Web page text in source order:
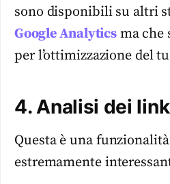
sono disponibili su altri
Google Analyticsma che
per l’ottimizzazione del
4. Analisi dei link
Questa è una
estremamente